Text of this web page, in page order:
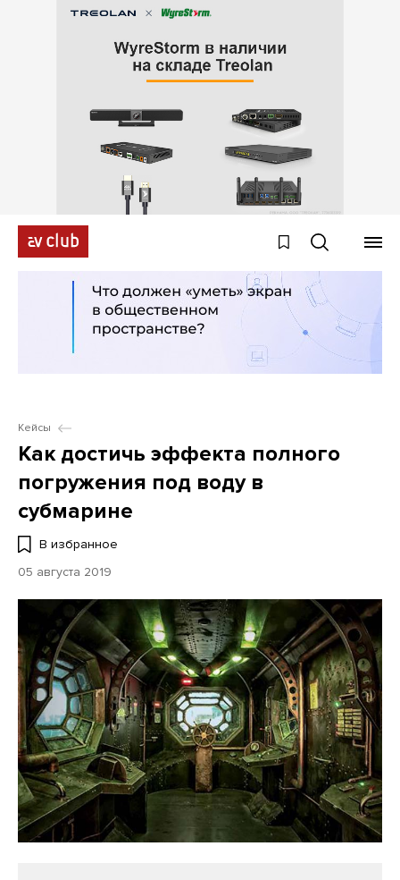
Кейсы
Как достичь эффекта полного
погружения под воду в
субмарине
В избранное
05 августа 2019